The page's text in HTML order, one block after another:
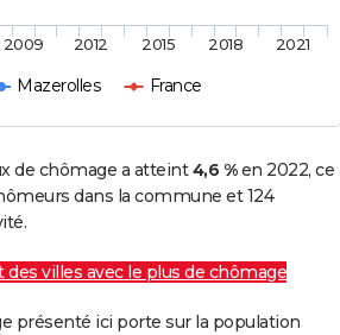
Mazerolles France
2009 2012 2015 2018 2021
de chômage a atteint4,6 %en 2022, ce
dans la commune et 124
des villes avec le plus de chômage
présenté ici porte sur la population